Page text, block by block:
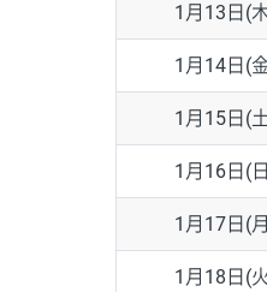
1月13日(
1月14日(
1月15日(
1月16日(
1月17日(
1月18日(